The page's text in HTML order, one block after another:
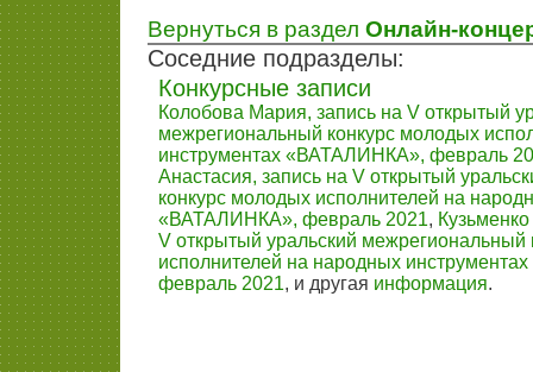
Вернуться в раздел Онлайн-
Соседние подразделы:
Конкурсные записи
Колобова Мария, запись на V открытый
межрегиональный конкурс молодых
инструментах «ВАТАЛИНКА», февраль
Анастасия, запись на V открытый
конкурс молодых исполнителей на
«ВАТАЛИНКА», февраль 2021,
V открытый уральский межрегиональный
исполнителей на народных
февраль 2021, и другая информация.